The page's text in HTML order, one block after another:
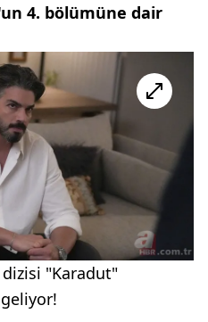
4. bölümüne dair
dizisi "Karadut"